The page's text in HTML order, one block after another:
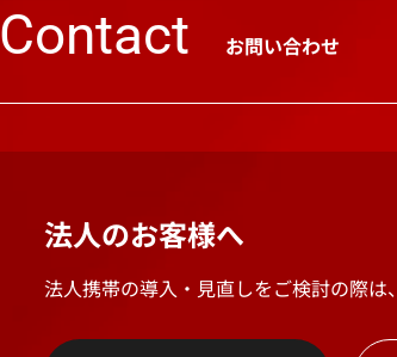
Contact お問い合わせ
法人のお客様へ
法人携帯の導入・見直しをご検討の際は